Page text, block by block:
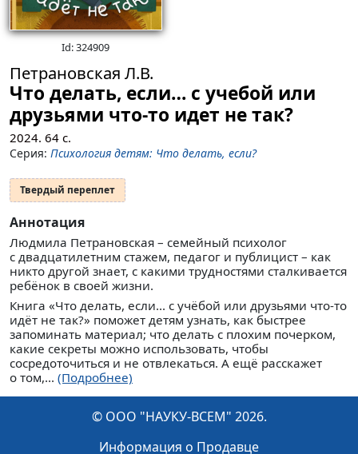
Id: 324909
Петрановская Л.В.
Что делать, если… с учебой или
друзьями что-то идет не так?
2024. 64 с.
Серия: Психология детям: Что делать, если?
Твердый переплет
Аннотация
Людмила Петрановская – семейный психолог
с двадцатилетним стажем, педагог и публицист – как
никто другой знает, с какими трудностями сталкивается
ребёнок в своей жизни.
Книга «Что делать, если... с учёбой или друзьями что-то
идёт не так?» поможет детям узнать, как быстрее
запоминать материал; что делать с плохим почерком,
какие секреты можно использовать, чтобы
сосредоточиться и не отвлекаться. А ещё расскажет
о том,... (Подробнее)
© ООО "НАУКУ-ВСЕМ" 2026.
Информация о Продавце